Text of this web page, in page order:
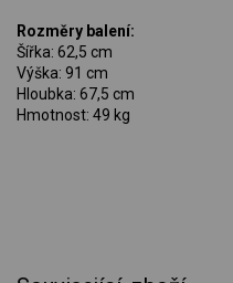
Rozměry balení:
Šířka: 62,5 cm
Výška: 91 cm
Hloubka: 67,5 cm
Hmotnost: 49 kg